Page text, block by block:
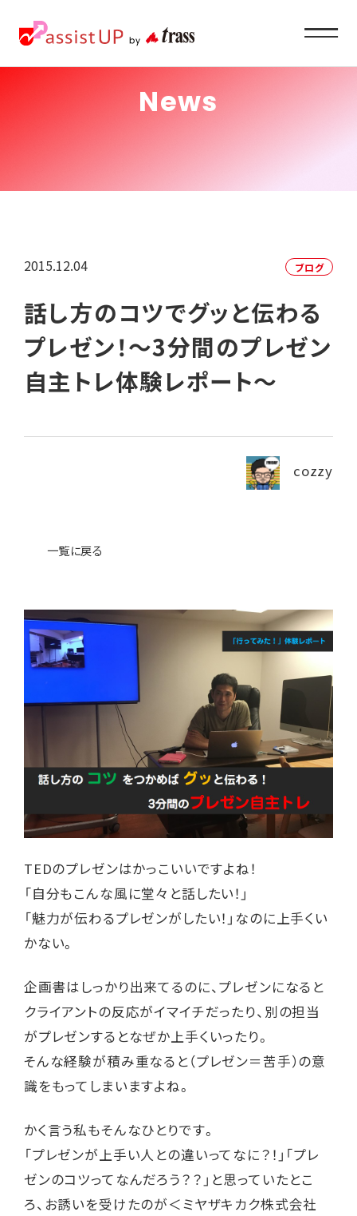
Recruit
求職者の方へ
News
ニュース・ブログ
News
話し方のコツでグッと伝わる
プレゼン！～3分間のプレゼン
自主トレ体験レポート～
2015.12.04 ブログ
cozzy
TEDのプレゼンはかっこいいですよね！
「自分もこんな風に堂々と話したい！」
「魅力が伝わるプレゼンがしたい！」なのに上手くい
かない。
企画書はしっかり出来てるのに、プレゼンになると
クライアントの反応がイマイチだったり、別の担当
がプレゼンするとなぜか上手くいったり。
そんな経験が積み重なると（プレゼン＝苦手）の意
識をもってしまいますよね。
かく言う私もそんなひとりです。
「プレゼンが上手い人との違いってなに？！」「プレ
ゼンのコツってなんだろう？？」と思っていたとこ
ろ、お誘いを受けたのが＜ミヤザキカク株式会社
一覧に戻る